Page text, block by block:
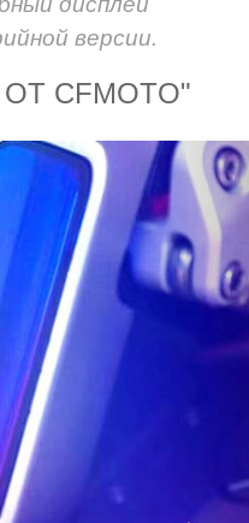
версии.
CFMOTO"